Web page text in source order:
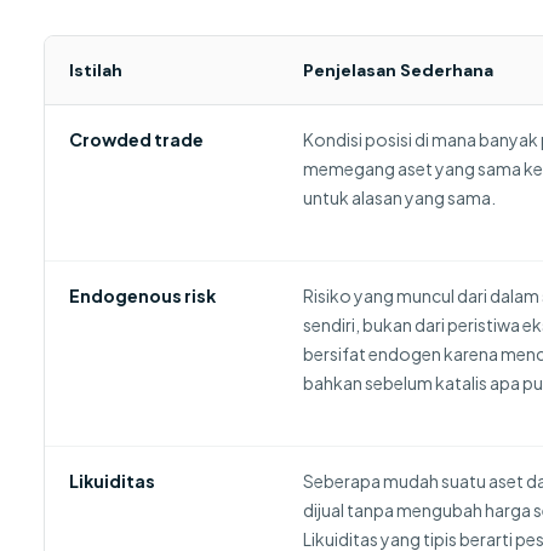
Istilah Penjelasan Sederhana
Crowded trade
Kondisi posisi di mana banyak
memegang aset yang sama
untuk alasan yang sama.
Endogenous risk
Risiko yang muncul dari
sendiri, bukan dari peristiwa
bersifat endogen karena
bahkan sebelum katalis apa
Likuiditas
Seberapa mudah suatu aset
dijual tanpa mengubah harga
Likuiditas yang tipis berarti